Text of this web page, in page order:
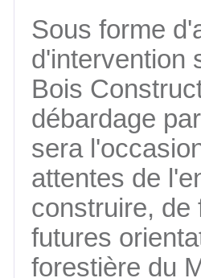
Sous forme
d'intervention
Bois
débardage
sera
attentes de
construire, de
futures
forestière du